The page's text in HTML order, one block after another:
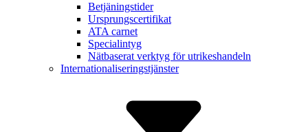
Betjäning­stider
Ursprungs­certifikat
ATA carnet
Specialintyg
Nätbaserat verktyg för utrikes­handeln
Internatio­naliserings­tjänster